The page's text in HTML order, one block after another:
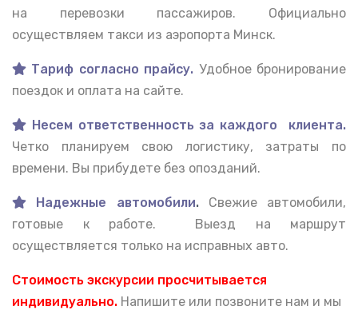
на перевозки пассажиров. Официально
осуществляем такси из аэропорта Минск.
Тариф согласно прайсу. Удобное бронирование
поездок и оплата на сайте.
Несем ответственность за каждого клиента.
Четко планируем свою логистику, затраты по
времени. Вы прибудете без опозданий.
Надежные автомобили. Свежие автомобили,
готовые к работе. Выезд на маршрут
осуществляется только на исправных авто.
Стоимость экскурсии просчитывается
индивидуально. Напишите или позвоните нам и мы